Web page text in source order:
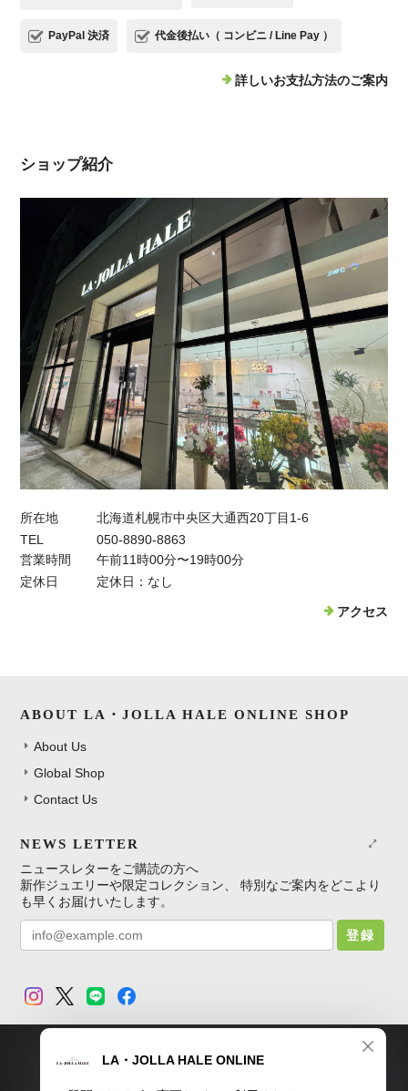
PayPal 決済 代金後払い（ コンビニ / Line Pay ）
詳しいお支払方法のご案内
ショップ紹介
所在地
北海道札幌市中央区大通西20丁目1-6
TEL
050-8890-8863
営業時間
午前11時00分〜19時00分
定休日
定休日：なし
アクセス
ABOUT LA・JOLLA HALE ONLINE SHOP
About Us
Global Shop
Contact Us
NEWS LETTER
ニュースレターをご購読の方へ
新作ジュエリーや限定コレクション、 特別なご案内をどこより
も早くお届けいたします。
登録
TOP プライバシーポリシー 特定商取引法に基づく表記